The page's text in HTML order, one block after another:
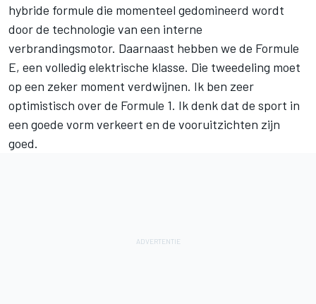
hybride formule die momenteel gedomineerd wordt
door de technologie van een interne
verbrandingsmotor. Daarnaast hebben we de Formule
E, een volledig elektrische klasse. Die tweedeling moet
op een zeker moment verdwijnen. Ik ben zeer
optimistisch over de Formule 1. Ik denk dat de sport in
een goede vorm verkeert en de vooruitzichten zijn
goed.